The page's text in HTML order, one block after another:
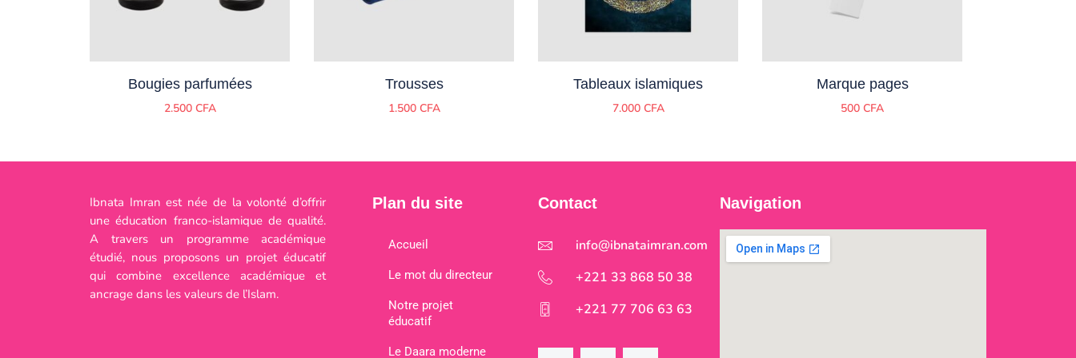
Bougies parfumées
2.500 CFA
Trousses
1.500 CFA
Tableaux islamiques
7.000 CFA
Marque pages
500 CFA
Ibnata Imran est née de la volonté d’offrir
une éducation franco-islamique de qualité.
A travers un programme académique
étudié, nous proposons un projet éducatif
qui combine excellence académique et
ancrage dans les valeurs de l’Islam.
Plan du site
Accueil
Le mot du directeur
Notre projet
éducatif
Le Daara moderne
Contact
info@ibnataimran.com
+221 33 868 50 38
+221 77 706 63 63
Navigation